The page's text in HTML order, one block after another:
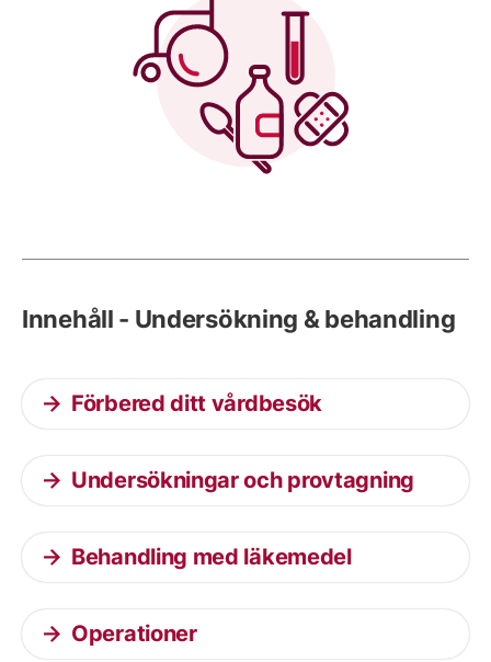
Innehåll - Undersökning & behandling
Förbered ditt vårdbesök
Undersökningar och provtagning
Behandling med läkemedel
Operationer